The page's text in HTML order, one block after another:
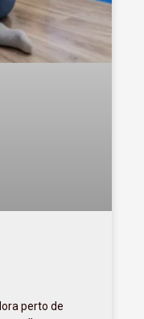
perto de